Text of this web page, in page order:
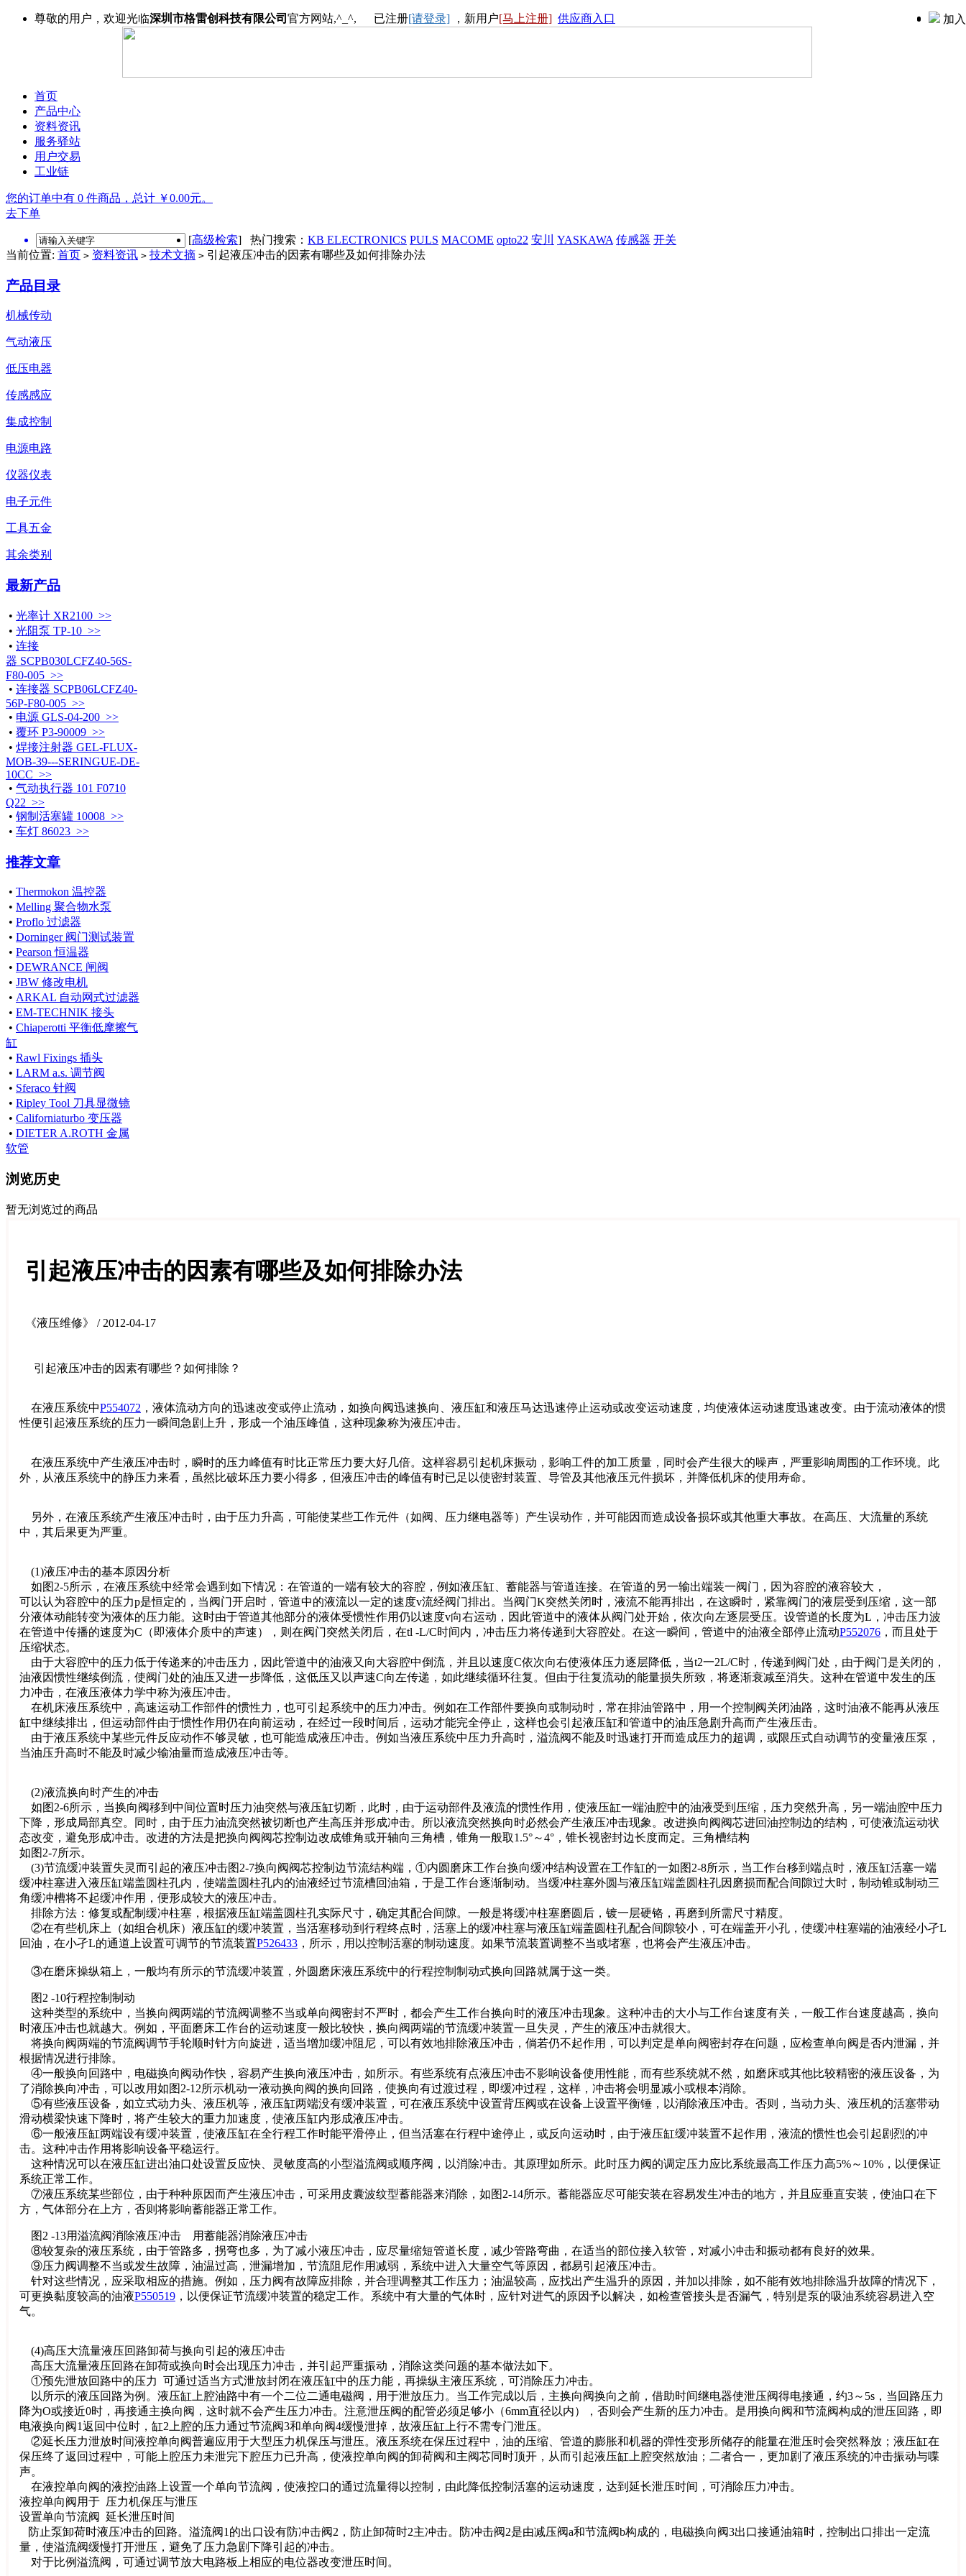
尊敬的用户，欢迎光临深圳市格雷创科技有限公司 官方网站,^_^, 已注册[请登录] ，新用户[马上注册] 供应商入口 加
首页
产品中心
资料资讯
服务驿站
用户交易
工业链
您的订单中有 0 件商品，总计 ￥0.00元。
去下单
[高级检索] 热门搜索： KB ELECTRONICS PULS MACOME opto22 安川 YASKAWA 传感器 开关
当前位置: 首页 > 资料资讯 > 技术文摘 > 引起液压冲击的因素有哪些及如何排除办法
产品目录
机械传动
气动液压
低压电器
传感感应
集成控制
电源电路
仪器仪表
电子元件
工具五金
其余类别
最新产品
• 光率计 XR2100 >>
• 光阻泵 TP-10 >>
• 连接
器 SCPB030LCFZ40-56S-
F80-005 >>
• 连接器 SCPB06LCFZ40-
56P-F80-005 >>
• 电源 GLS-04-200 >>
• 覆环 P3-90009 >>
• 焊接注射器 GEL-FLUX-
MOB-39---SERINGUE-DE-
10CC >>
• 气动执行器 101 F0710
Q22 >>
• 钢制活塞罐 10008 >>
• 车灯 86023 >>
推荐文章
• Thermokon 温控器
• Melling 聚合物水泵
• Proflo 过滤器
• Dorninger 阀门测试装置
• Pearson 恒温器
• DEWRANCE 闸阀
• JBW 修改电机
• ARKAL 自动网式过滤器
• EM-TECHNIK 接头
• Chiaperotti 平衡低摩擦气
缸
• Rawl Fixings 插头
• LARM a.s. 调节阀
• Sferaco 针阀
• Ripley Tool 刀具显微镜
• Californiaturbo 变压器
• DIETER A.ROTH 金属
软管
浏览历史
暂无浏览过的商品
引起液压冲击的因素有哪些及如何排除办法
《液压维修》 / 2012-04-17
引起液压冲击的因素有哪些？如何排除？
在液压系统中P554072 ，液体流动方向的迅速改变或停止流动，如换向阀迅速换向、液压缸和液压马达迅速停止运动或改变运动速度，均使液体运动速度迅速改变。由于流动液体的惯
性便引起液压系统的压力一瞬间急剧上升，形成一个油压峰值，这种现象称为液压冲击。
在液压系统中产生液压冲击时，瞬时的压力峰值有时比正常压力要大好几倍。这样容易引起机床振动，影响工件的加工质量，同时会产生很大的噪声，严重影响周围的工作环境。此
外，从液压系统中的静压力来看，虽然比破坏压力要小得多，但液压冲击的峰值有时已足以使密封装置、导管及其他液压元件损坏，并降低机床的使用寿命。
另外，在液压系统产生液压冲击时，由于压力升高，可能使某些工作元件（如阀、压力继电器等）产生误动作，并可能因而造成设备损坏或其他重大事故。在高压、大流量的系统
中，其后果更为严重。
(1)液压冲击的基本原因分析
如图2-5所示，在液压系统中经常会遇到如下情况：在管道的一端有较大的容腔，例如液压缸、蓄能器与管道连接。在管道的另一输出端装一阀门，因为容腔的液容较大，
可以认为容腔中的压力p是恒定的，当阀门开启时，管道中的液流以一定的速度v流经阀门排出。当阀门K突然关闭时，液流不能再排出，在这瞬时，紧靠阀门的液层受到压缩，这一部
分液体动能转变为液体的压力能。这时由于管道其他部分的液体受惯性作用仍以速度v向右运动，因此管道中的液体从阀门处开始，依次向左逐层受压。设管道的长度为L，冲击压力波
在管道中传播的速度为C（即液体介质中的声速），则在阀门突然关闭后，在tl -L/C时间内，冲击压力将传递到大容腔处。在这一瞬间，管道中的油液全部停止流动P552076 ，而且处于
压缩状态。
由于大容腔中的压力低于传递来的冲击压力，因此管道中的油液又向大容腔中倒流，并且以速度C依次向右使液体压力逐层降低，当t2一2L/C时，传递到阀门处，由于阀门是关闭的，
油液因惯性继续倒流，使阀门处的油压又进一步降低，这低压又以声速C向左传递，如此继续循环往复。但由于往复流动的能量损失所致，将逐渐衰减至消失。这种在管道中发生的压
力冲击，在液压液体力学中称为液压冲击。
在机床液压系统中，高速运动工作部件的惯性力，也可引起系统中的压力冲击。例如在工作部件要换向或制动时，常在排油管路中，用一个控制阀关闭油路，这时油液不能再从液压
缸中继续排出，但运动部件由于惯性作用仍在向前运动，在经过一段时间后，运动才能完全停止，这样也会引起液压缸和管道中的油压急剧升高而产生液压击。
由于液压系统中某些元件反应动作不够灵敏，也可能造成液压冲击。例如当液压系统中压力升高时，溢流阀不能及时迅速打开而造成压力的超调，或限压式自动调节的变量液压泵，
当油压升高时不能及时减少输油量而造成液压冲击等。
(2)液流换向时产生的冲击
如图2-6所示，当换向阀移到中间位置时压力油突然与液压缸切断，此时，由于运动部件及液流的惯性作用，使液压缸一端油腔中的油液受到压缩，压力突然升高，另一端油腔中压力
下降，形成局部真空。同时，由于压力油流突然被切断也产生高压并形成冲击。所以液流突然换向时必然会产生液压冲击现象。改进换向阀阀芯进回油控制边的结构，可使液流运动状
态改变，避免形成冲击。改进的方法是把换向阀阀芯控制边改成锥角或开轴向三角槽，锥角一般取1.5°～4°，锥长视密封边长度而定。三角槽结构
如图2-7所示。
(3)节流缓冲装置失灵而引起的液压冲击图2-7换向阀阀芯控制边节流结构端，①内圆磨床工作台换向缓冲结构设置在工作缸的一如图2-8所示，当工作台移到端点时，液压缸活塞一端
缓冲柱塞进入液压缸端盖圆柱孔内，使端盖圆柱孔内的油液经过节流槽回油箱，于是工作台逐渐制动。当缓冲柱塞外圆与液压缸端盖圆柱孔因磨损而配合间隙过大时，制动锥或制动三
角缓冲槽将不起缓冲作用，便形成较大的液压冲击。
排除方法：修复或配制缓冲柱塞，根据液压缸端盖圆柱孔实际尺寸，确定其配合间隙。一般是将缓冲柱塞磨圆后，镀一层硬铬，再磨到所需尺寸精度。
②在有些机床上（如组合机床）液压缸的缓冲装置，当活塞移动到行程终点时，活塞上的缓冲柱塞与液压缸端盖圆柱孔配合间隙较小，可在端盖开小孔，使缓冲柱塞端的油液经小孑L
回油，在小孑L的通道上设置可调节的节流装置P526433 ，所示，用以控制活塞的制动速度。如果节流装置调整不当或堵塞，也将会产生液压冲击。
③在磨床操纵箱上，一般均有所示的节流缓冲装置，外圆磨床液压系统中的行程控制制动式换向回路就属于这一类。
图2 -10行程控制制动
这种类型的系统中，当换向阀两端的节流阀调整不当或单向阀密封不严时，都会产生工作台换向时的液压冲击现象。这种冲击的大小与工作台速度有关，一般工作台速度越高，换向
时液压冲击也就越大。例如，平面磨床工作台的运动速度一般比较快，换向阀两端的节流缓冲装置一旦失灵，产生的液压冲击就很大。
将换向阀两端的节流阀调节手轮顺时针方向旋进，适当增加缓冲阻尼，可以有效地排除液压冲击，倘若仍不起作用，可以判定是单向阀密封存在问题，应检查单向阀是否内泄漏，并
根据情况进行排除。
④一般换向回路中，电磁换向阀动作快，容易产生换向液压冲击，如所示。有些系统有点液压冲击不影响设备使用性能，而有些系统就不然，如磨床或其他比较精密的液压设备，为
了消除换向冲击，可以改用如图2-12所示机动一液动换向阀的换向回路，使换向有过渡过程，即缓冲过程，这样，冲击将会明显减小或根本消除。
⑤有些液压设备，如立式动力头、液压机等，液压缸两端没有缓冲装置，可在液压系统中设置背压阀或在设备上设置平衡锤，以消除液压冲击。否则，当动力头、液压机的活塞带动
滑动横梁快速下降时，将产生较大的重力加速度，使液压缸内形成液压冲击。
⑥一般液压缸两端设有缓冲装置，使液压缸在全行程工作时能平滑停止，但当活塞在行程中途停止，或反向运动时，由于液压缸缓冲装置不起作用，液流的惯性也会引起剧烈的冲
击。这种冲击作用将影响设备平稳运行。
这种情况可以在液压缸进出油口处设置反应快、灵敏度高的小型溢流阀或顺序阀，以消除冲击。其原理如所示。此时压力阀的调定压力应比系统最高工作压力高5%～10%，以便保证
系统正常工作。
⑦液压系统某些部位，由于种种原因而产生液压冲击，可采用皮囊波纹型蓄能器来消除，如图2-14所示。蓄能器应尽可能安装在容易发生冲击的地方，并且应垂直安装，使油口在下
方，气体部分在上方，否则将影响蓄能器正常工作。
图2 -13用溢流阀消除液压冲击 用蓄能器消除液压冲击
⑧较复杂的液压系统，由于管路多，拐弯也多，为了减小液压冲击，应尽量缩短管道长度，减少管路弯曲，在适当的部位接入软管，对减小冲击和振动都有良好的效果。
⑨压力阀调整不当或发生故障，油温过高，泄漏增加，节流阻尼作用减弱，系统中进入大量空气等原因，都易引起液压冲击。
针对这些情况，应采取相应的措施。例如，压力阀有故障应排除，并合理调整其工作压力；油温较高，应找出产生温升的原因，并加以排除，如不能有效地排除温升故障的情况下，
可更换黏度较高的油液P550519 ，以便保证节流缓冲装置的稳定工作。系统中有大量的气体时，应针对进气的原因予以解决，如检查管接头是否漏气，特别是泵的吸油系统容易进入空
气。
(4)高压大流量液压回路卸荷与换向引起的液压冲击
高压大流量液压回路在卸荷或换向时会出现压力冲击，并引起严重振动，消除这类问题的基本做法如下。
①预先泄放回路中的压力 可通过适当方式泄放封闭在液压缸中的压力能，再操纵主液压系统，可消除压力冲击。
以所示的液压回路为例。液压缸上腔油路中有一个二位二通电磁阀，用于泄放压力。当工作完成以后，主换向阀换向之前，借助时间继电器使泄压阀得电接通，约3～5s，当回路压力
降为O或接近0时，再接通主换向阀，这时就不会产生压力冲击。注意泄压阀的配管必须足够小（6mm直径以内），否则会产生新的压力冲击。是用换向阀和节流阀构成的泄压回路，即
电液换向阀1返回中位时，缸2上腔的压力通过节流阀3和单向阀4缓慢泄掉，故液压缸上行不需专门泄压。
②延长压力泄放时间液控单向阀普遍应用于大型压力机保压与泄压。液压系统在保压过程中，油的压缩、管道的膨胀和机器的弹性变形所储存的能量在泄压时会突然释放；液压缸在
保压终了返回过程中，可能上腔压力未泄完下腔压力已升高，使液控单向阀的卸荷阀和主阀芯同时顶开，从而引起液压缸上腔突然放油；二者合一，更加剧了液压系统的冲击振动与喋
声。
在液控单向阀的液控油路上设置一个单向节流阀，使液控口的通过流量得以控制，由此降低控制活塞的运动速度，达到延长泄压时间，可消除压力冲击。
液控单向阀用于 压力机保压与泄压
设置单向节流阀 延长泄压时间
防止泵卸荷时液压冲击的回路。溢流阀1的出口设有防冲击阀2，防止卸荷时2主冲击。防冲击阀2是由减压阀a和节流阀b构成的，电磁换向阀3出口接通油箱时，控制出口排出一定流
量，使溢流阀缓慢打开泄压，避免了压力急剧下降引起的冲击。
对于比例溢流阀，可通过调节放大电路板上相应的电位器改变泄压时间。